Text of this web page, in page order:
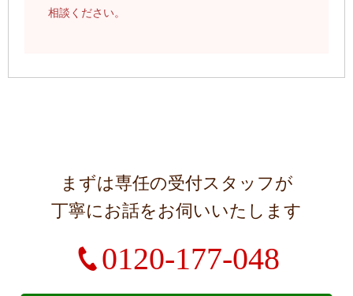
相談ください。
まずは専任の受付スタッフが
丁寧にお話をお伺いいたします
0120-177-048